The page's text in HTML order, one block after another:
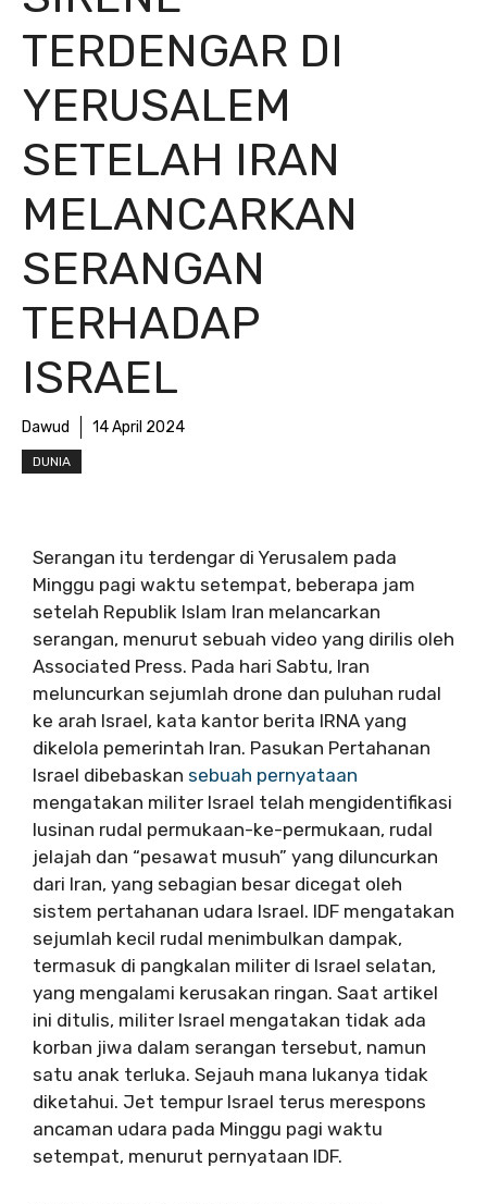
TERDENGAR DI
YERUSALEM
SETELAH IRAN
MELANCARKAN
SERANGAN
TERHADAP
ISRAEL
Dawud 14 April 2024
DUNIA
Serangan itu terdengar di Yerusalem pada
Minggu pagi waktu setempat, beberapa jam
setelah Republik Islam Iran melancarkan
serangan, menurut sebuah video yang dirilis oleh
Associated Press. Pada hari Sabtu, Iran
meluncurkan sejumlah drone dan puluhan rudal
ke arah Israel, kata kantor berita IRNA yang
dikelola pemerintah Iran. Pasukan Pertahanan
Israel dibebaskan sebuah pernyataan
mengatakan militer Israel telah mengidentifikasi
lusinan rudal permukaan-ke-permukaan, rudal
jelajah dan “pesawat musuh” yang diluncurkan
dari Iran, yang sebagian besar dicegat oleh
sistem pertahanan udara Israel. IDF mengatakan
sejumlah kecil rudal menimbulkan dampak,
termasuk di pangkalan militer di Israel selatan,
yang mengalami kerusakan ringan. Saat artikel
ini ditulis, militer Israel mengatakan tidak ada
korban jiwa dalam serangan tersebut, namun
satu anak terluka. Sejauh mana lukanya tidak
diketahui. Jet tempur Israel terus merespons
ancaman udara pada Minggu pagi waktu
setempat, menurut pernyataan IDF.